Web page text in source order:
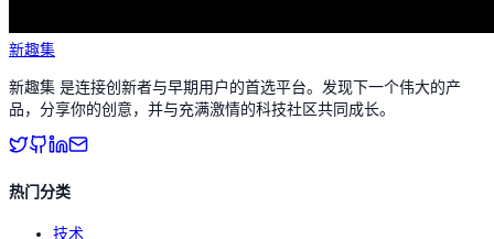
新趣集
新趣集 是连接创新者与早期用户的首选平台。发现下一个伟大的产
品，分享你的创意，并与充满激情的科技社区共同成长。
热门分类
技术